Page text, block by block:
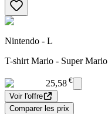
Nintendo - L
T-shirt Mario - Super Mario
25,58 €
Voir l'offre
Comparer les prix